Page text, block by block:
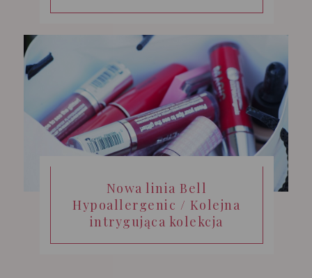
Nowa linia Bell
Hypoallergenic / Kolejna
intrygująca kolekcja